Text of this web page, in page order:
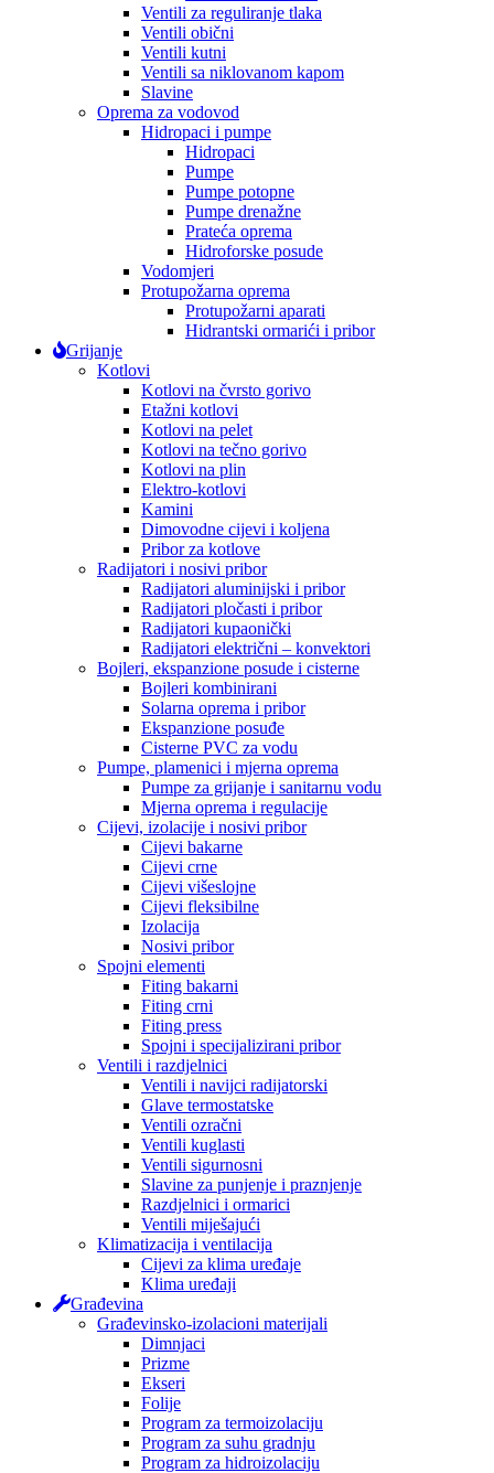
Ventili za reguliranje tlaka
Ventili obični
Ventili kutni
Ventili sa niklovanom kapom
Slavine
Oprema za vodovod
Hidropaci i pumpe
Hidropaci
Pumpe
Pumpe potopne
Pumpe drenažne
Prateća oprema
Hidroforske posude
Vodomjeri
Protupožarna oprema
Protupožarni aparati
Hidrantski ormarići i pribor
Grijanje
Kotlovi
Kotlovi na čvrsto gorivo
Etažni kotlovi
Kotlovi na pelet
Kotlovi na tečno gorivo
Kotlovi na plin
Elektro-kotlovi
Kamini
Dimovodne cijevi i koljena
Pribor za kotlove
Radijatori i nosivi pribor
Radijatori aluminijski i pribor
Radijatori pločasti i pribor
Radijatori kupaonički
Radijatori električni – konvektori
Bojleri, ekspanzione posude i cisterne
Bojleri kombinirani
Solarna oprema i pribor
Ekspanzione posuđe
Cisterne PVC za vodu
Pumpe, plamenici i mjerna oprema
Pumpe za grijanje i sanitarnu vodu
Mjerna oprema i regulacije
Cijevi, izolacije i nosivi pribor
Cijevi bakarne
Cijevi crne
Cijevi višeslojne
Cijevi fleksibilne
Izolacija
Nosivi pribor
Spojni elementi
Fiting bakarni
Fiting crni
Fiting press
Spojni i specijalizirani pribor
Ventili i razdjelnici
Ventili i navijci radijatorski
Glave termostatske
Ventili ozračni
Ventili kuglasti
Ventili sigurnosni
Slavine za punjenje i praznjenje
Razdjelnici i ormarici
Ventili miješajući
Klimatizacija i ventilacija
Cijevi za klima uređaje
Klima uređaji
Građevina
Građevinsko-izolacioni materijali
Dimnjaci
Prizme
Ekseri
Folije
Program za termoizolaciju
Program za suhu gradnju
Program za hidroizolaciju